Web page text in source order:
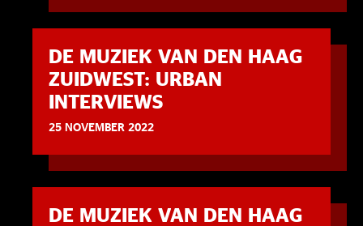
DE MUZIEK VAN DEN HAAG
ZUIDWEST: URBAN
INTERVIEWS
25 NOVEMBER 2022
DE MUZIEK VAN DEN HAAG